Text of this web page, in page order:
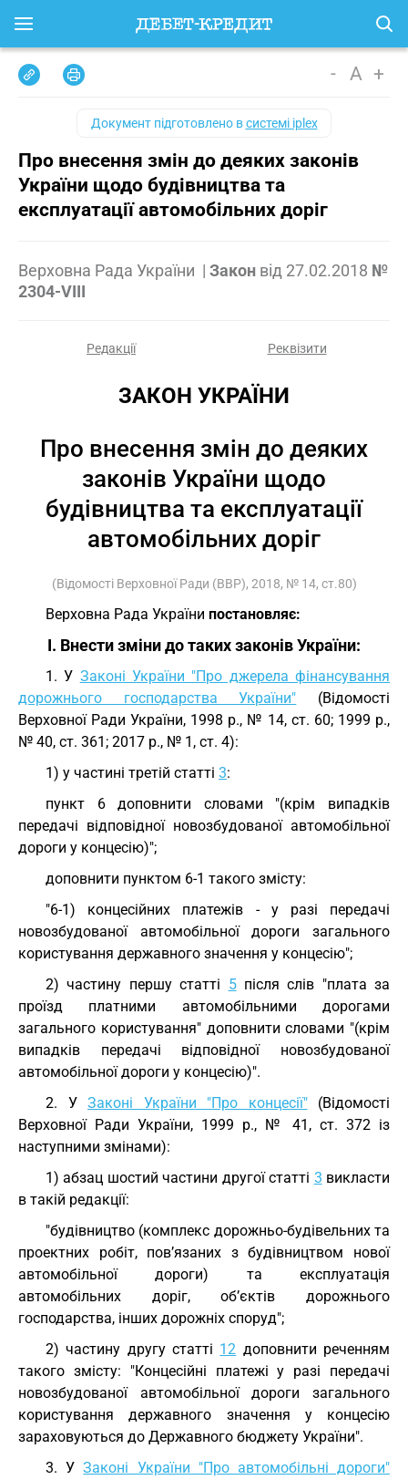
- A +
Документ підготовлено всистемі iplex
Про внесення змін до деяких законів
України щодо будівництва та
експлуатації автомобільних доріг
Верховна Рада України | Закон від 27.02.2018 №
2304-VIII
Редакції Реквізити
ЗАКОН УКРАЇНИ
Про внесення змін до деяких
законів України щодо
будівництва та експлуатації
автомобільних доріг
(Відомості Верховної Ради (ВВР), 2018, № 14, ст.80)
Верховна Рада України постановляє:
I. Внести зміни до таких законів України:
1. У Законі України "Про джерела фінансування
дорожнього господарства України" (Відомості
Верховної Ради України, 1998 р., № 14, ст. 60; 1999 р.,
№ 40, ст. 361; 2017 р., № 1, ст. 4):
1) у частині третій статті 3:
пункт 6 доповнити словами "(крім випадків
передачі відповідної новозбудованої автомобільної
дороги у концесію)";
доповнити пунктом 6-1 такого змісту:
"6-1) концесійних платежів - у разі передачі
новозбудованої автомобільної дороги загального
користування державного значення у концесію";
2) частину першу статті 5після слів "плата за
проїзд платними автомобільними дорогами
загального користування" доповнити словами "(крім
випадків передачі відповідної новозбудованої
автомобільної дороги у концесію)".
2. У Законі України "Про концесії"(Відомості
Верховної Ради України, 1999 р., № 41, ст. 372 із
наступними змінами):
1) абзац шостий частини другої статті 3 викласти
в такій редакції:
"будівництво (комплекс дорожньо-будівельних та
проектних робіт, пов’язаних з будівництвом нової
автомобільної дороги) та експлуатація
автомобільних доріг, об’єктів дорожнього
господарства, інших дорожніх споруд";
2) частину другу статті 12 доповнити реченням
такого змісту: "Концесійні платежі у разі передачі
новозбудованої автомобільної дороги загального
користування державного значення у концесію
зараховуються до Державного бюджету України".
3. УЗаконі України "Про автомобільні дороги"